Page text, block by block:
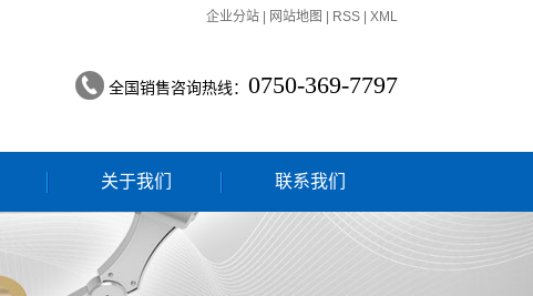
企业分站 网站地图 RSS XML
全国销售咨询热线： 0750-369-7797
关于我们
公司简介
联系我们
联系我们